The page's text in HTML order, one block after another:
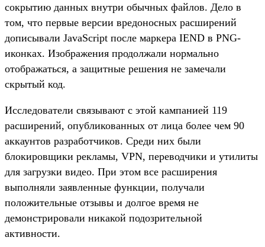
сокрытию данных внутри обычных файлов. Дело в
том, что первые версии вредоносных расширений
дописывали JavaScript после маркера IEND в PNG-
иконках. Изображения продолжали нормально
отображаться, а защитные решения не замечали
скрытый код.
Исследователи связывают с этой кампанией 119
расширений, опубликованных от лица более чем 90
аккаунтов разработчиков. Среди них были
блокировщики рекламы, VPN, переводчики и утилиты
для загрузки видео. При этом все расширения
выполняли заявленные функции, получали
положительные отзывы и долгое время не
демонстрировали никакой подозрительной
активности.